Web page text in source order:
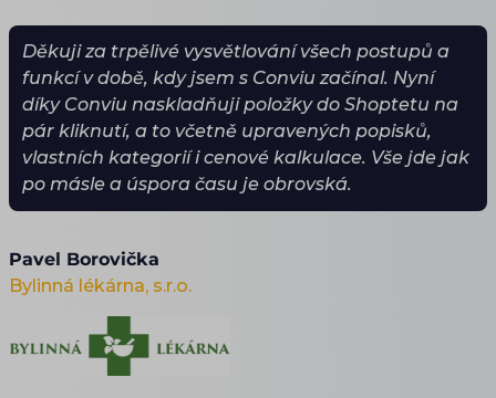
Děkuji za trpělivé vysvětlování všech postupů a
funkcí v době, kdy jsem s Conviu začínal. Nyní
díky Conviu naskladňuji položky do Shoptetu na
pár kliknutí, a to včetně upravených popisků,
vlastních kategorií i cenové kalkulace. Vše jde jak
po másle a úspora času je obrovská.
Pavel Borovička
Bylinná lékárna, s.r.o.